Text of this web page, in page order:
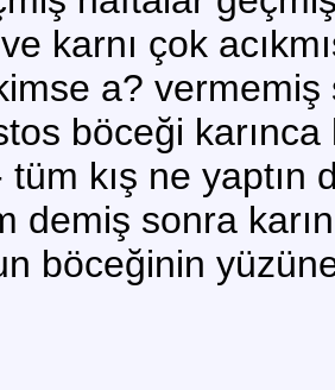
karnı çok
a? vermemiş
böceği
tüm kış ne
demiş sonra
böceğinin